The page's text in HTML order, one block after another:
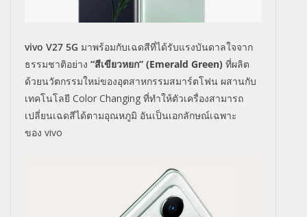
vivo V27 5G มาพร้อมกับเฉดสีที่ได้รับแรงบันดาลใจจาก
ธรรมชาติอย่าง “สีเขียวหยก” (Emerald Green) ที่ผลิต
ด้วยนวัตกรรมใหม่ของอุตสาหกรรมสมาร์ตโฟน ผสานกับ
เทคโนโลยี Color Changing ที่ทำให้ตัวเครื่องสามารถ
เปลี่ยนเฉดสีได้ตามอุณหภูมิ อันเป็นเอกลักษณ์เฉพาะ
ของ vivo